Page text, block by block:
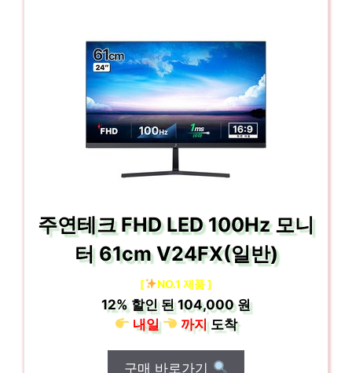
주연테크 FHD LED 100Hz 모니
터 61cm V24FX(일반)
[ NO.1 제품 ]
12% 할인 된104,000 원
내일
까지도착
구매 바로가기